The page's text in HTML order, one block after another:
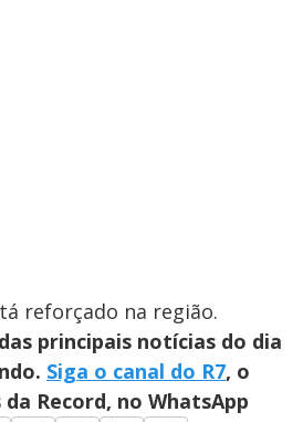
reforçado na região.
principais notícias do dia
Siga o canal do R7, o
Record, no WhatsApp